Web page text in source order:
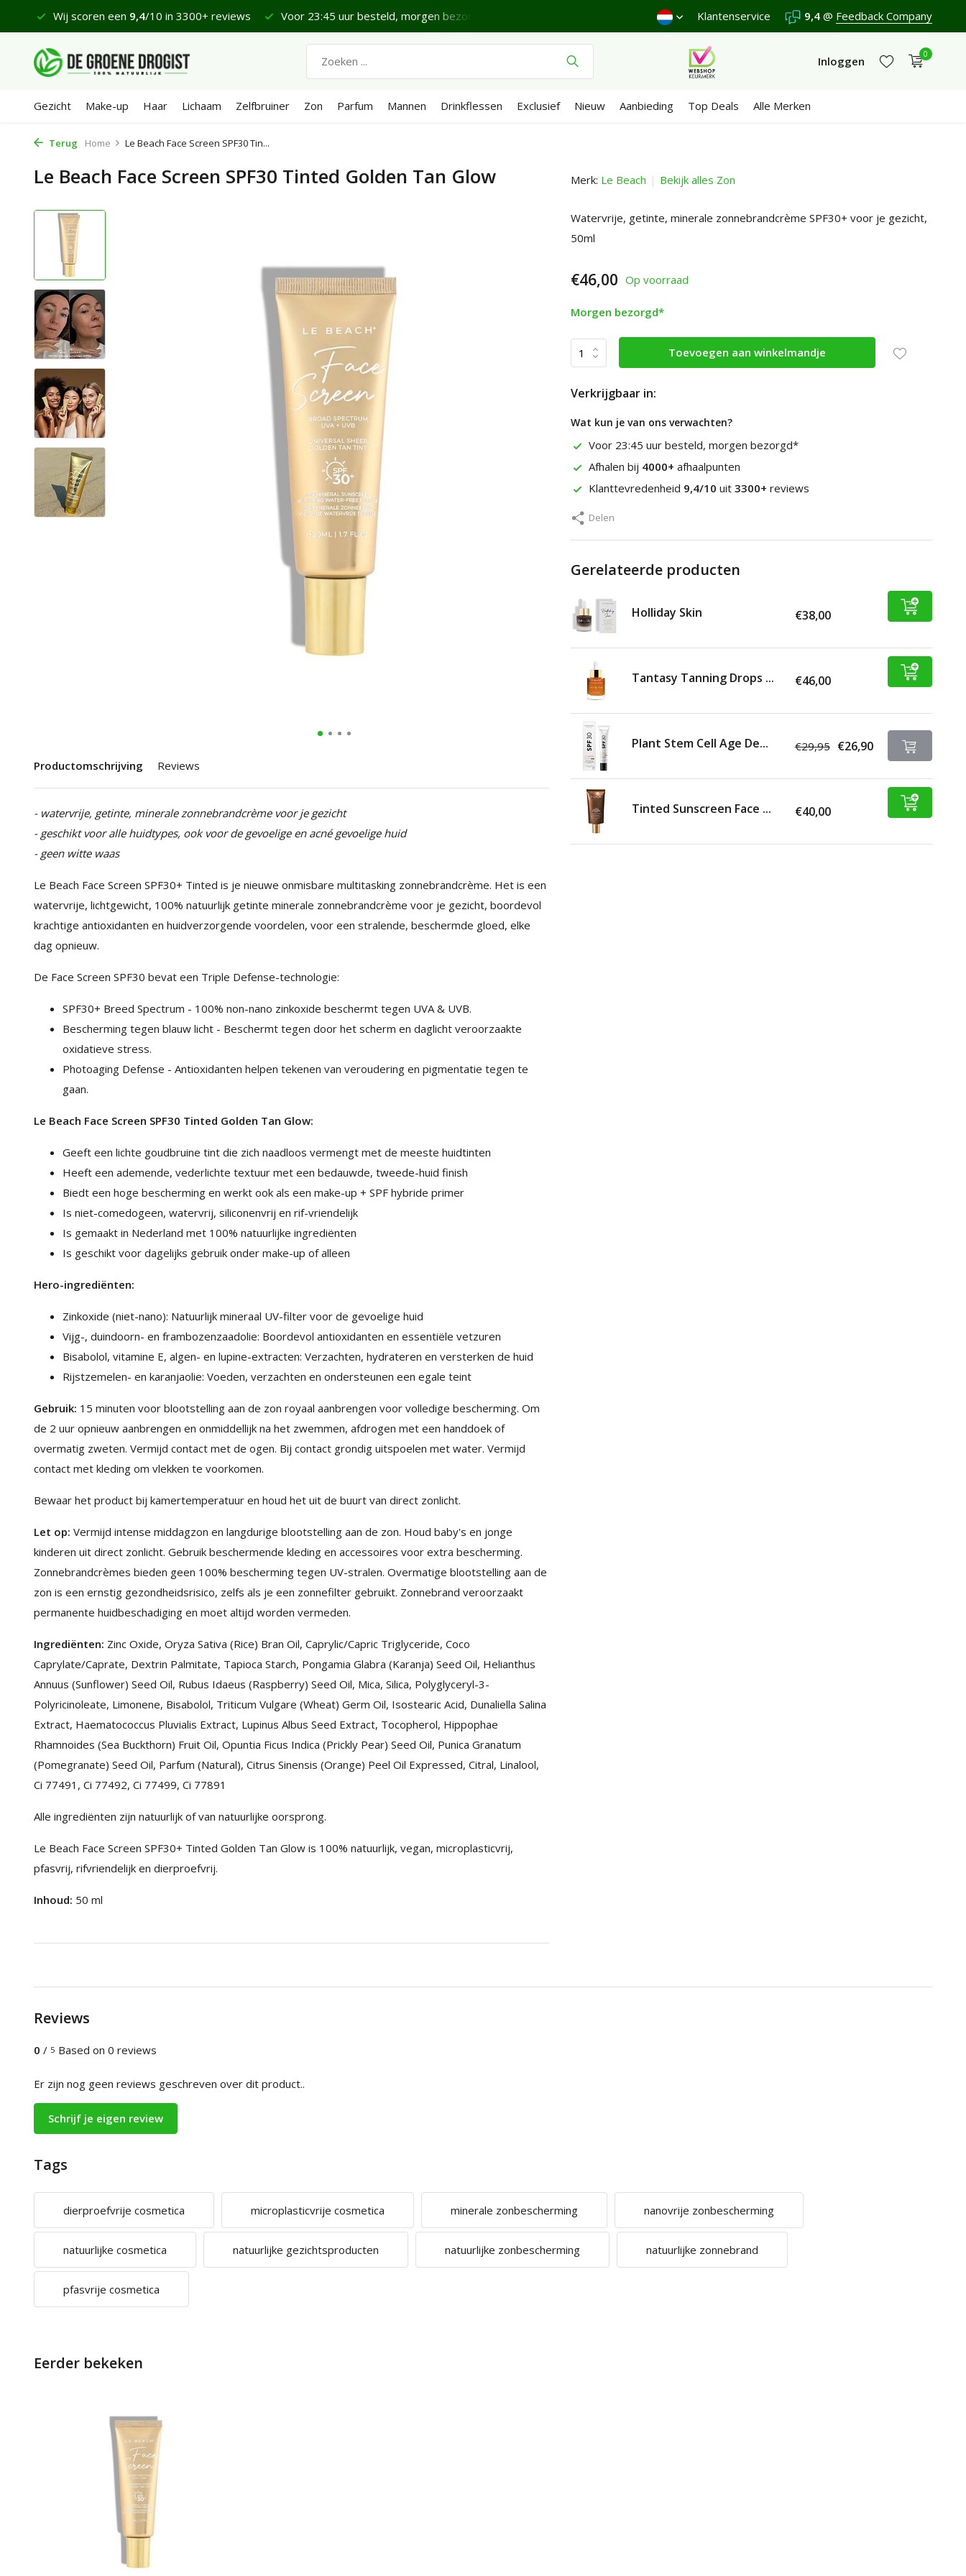
Wij scoren een 9,4/10 in 3300+ reviews Voor 23:45 uur besteld, morgen bezorgd* Verzenden €4,95 (NL)Gratisvanaf €65 Wij scoren een9,4/10 in
Klantenservice 9,4 @ Feedback Company
Inloggen
0
Gezicht Make-up Haar Lichaam Zelfbruiner Zon Parfum Mannen Drinkflessen Exclusief Nieuw Aanbieding Top Deals Alle Merken
Terug Home Le Beach Face Screen SPF30 Tin...
Le Beach Face Screen SPF30 Tinted Golden Tan Glow
Productomschrijving Reviews
- watervrije, getinte, minerale zonnebrandcrème voor je gezicht
- geschikt voor alle huidtypes, ook voor de gevoelige en acné gevoelige huid
- geen witte waas
Le Beach Face Screen SPF30+ Tinted is je nieuwe onmisbare multitasking zonnebrandcrème. Het is een
watervrije, lichtgewicht, 100% natuurlijk getinte minerale zonnebrandcrème voor je gezicht, boordevol
krachtige antioxidanten en huidverzorgende voordelen, voor een stralende, beschermde gloed, elke
dag opnieuw.
De Face Screen SPF30 bevat een Triple Defense-technologie:
SPF30+ Breed Spectrum - 100% non-nano zinkoxide beschermt tegen UVA & UVB.
Bescherming tegen blauw licht - Beschermt tegen door het scherm en daglicht veroorzaakte
oxidatieve stress.
Photoaging Defense - Antioxidanten helpen tekenen van veroudering en pigmentatie tegen te
gaan.
Le Beach Face Screen SPF30 Tinted Golden Tan Glow:
Geeft een lichte goudbruine tint die zich naadloos vermengt met de meeste huidtinten
Heeft een ademende, vederlichte textuur met een bedauwde, tweede-huid finish
Biedt een hoge bescherming en werkt ook als een make-up + SPF hybride primer
Is niet-comedogeen, watervrij, siliconenvrij en rif-vriendelijk
Is gemaakt in Nederland met 100% natuurlijke ingrediënten
Is geschikt voor dagelijks gebruik onder make-up of alleen
Hero-ingrediënten:
Zinkoxide (niet-nano): Natuurlijk mineraal UV-filter voor de gevoelige huid
Vijg-, duindoorn- en frambozenzaadolie: Boordevol antioxidanten en essentiële vetzuren
Bisabolol, vitamine E, algen- en lupine-extracten: Verzachten, hydrateren en versterken de huid
Rijstzemelen- en karanjaolie: Voeden, verzachten en ondersteunen een egale teint
Gebruik: 15 minuten voor blootstelling aan de zon royaal aanbrengen voor volledige bescherming. Om
de 2 uur opnieuw aanbrengen en onmiddellijk na het zwemmen, afdrogen met een handdoek of
overmatig zweten. Vermijd contact met de ogen. Bij contact grondig uitspoelen met water. Vermijd
contact met kleding om vlekken te voorkomen.
Bewaar het product bij kamertemperatuur en houd het uit de buurt van direct zonlicht.
Let op: Vermijd intense middagzon en langdurige blootstelling aan de zon. Houd baby's en jonge
kinderen uit direct zonlicht. Gebruik beschermende kleding en accessoires voor extra bescherming.
Zonnebrandcrèmes bieden geen 100% bescherming tegen UV-stralen. Overmatige blootstelling aan de
zon is een ernstig gezondheidsrisico, zelfs als je een zonnefilter gebruikt. Zonnebrand veroorzaakt
permanente huidbeschadiging en moet altijd worden vermeden.
Ingrediënten: Zinc Oxide, Oryza Sativa (Rice) Bran Oil, Caprylic/Capric Triglyceride, Coco
Caprylate/Caprate, Dextrin Palmitate, Tapioca Starch, Pongamia Glabra (Karanja) Seed Oil, Helianthus
Annuus (Sunflower) Seed Oil, Rubus Idaeus (Raspberry) Seed Oil, Mica, Silica, Polyglyceryl-3-
Polyricinoleate, Limonene, Bisabolol, Triticum Vulgare (Wheat) Germ Oil, Isostearic Acid, Dunaliella Salina
Extract, Haematococcus Pluvialis Extract, Lupinus Albus Seed Extract, Tocopherol, Hippophae
Rhamnoides (Sea Buckthorn) Fruit Oil, Opuntia Ficus Indica (Prickly Pear) Seed Oil, Punica Granatum
(Pomegranate) Seed Oil, Parfum (Natural), Citrus Sinensis (Orange) Peel Oil Expressed, Citral, Linalool,
Ci 77491, Ci 77492, Ci 77499, Ci 77891
Alle ingrediënten zijn natuurlijk of van natuurlijke oorsprong.
Le Beach Face Screen SPF30+ Tinted Golden Tan Glow is 100% natuurlijk, vegan, microplasticvrij,
pfasvrij, rifvriendelijk en dierproefvrij.
Inhoud: 50 ml
Merk: Le Beach Bekijk alles Zon
Watervrije, getinte, minerale zonnebrandcrème SPF30+ voor je gezicht,
50ml
€46,00 Op voorraad
Morgen bezorgd*
Toevoegen aan winkelmandje
Verkrijgbaar in:
Wat kun je van ons verwachten?
Voor 23:45 uur besteld, morgen bezorgd*
Afhalen bij 4000+ afhaalpunten
Klanttevredenheid 9,4/10 uit 3300+ reviews
Delen
Gerelateerde producten
Holliday Skin €38,00
Tantasy Tanning Drops ... €46,00
Plant Stem Cell Age De... €29,95 €26,90
Tinted Sunscreen Face ... €40,00
Reviews
0 / 5 Based on 0 reviews
Er zijn nog geen reviews geschreven over dit product..
Schrijf je eigen review
Tags
dierproefvrije cosmetica microplasticvrije cosmetica minerale zonbescherming nanovrije zonbescherming
natuurlijke cosmetica natuurlijke gezichtsproducten natuurlijke zonbescherming natuurlijke zonnebrand
pfasvrije cosmetica
Eerder bekeken